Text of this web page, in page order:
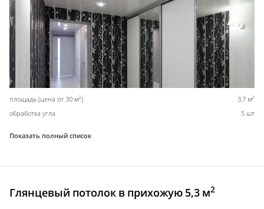
площадь (цена от 30 м2) 3,7 м2
обработка угла 5 шт
Показать полный список
Глянцевый потолок в прихожую 5,3 м2